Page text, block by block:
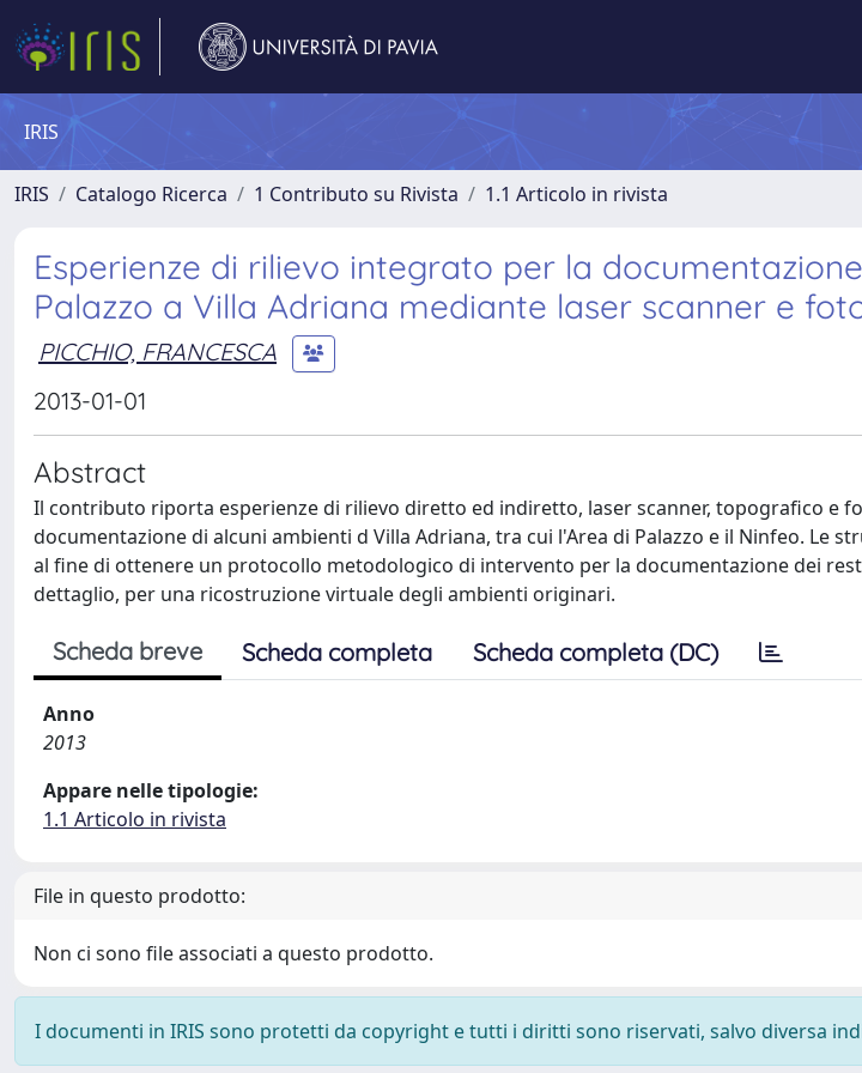
IRIS
IRIS Catalogo Ricerca 1 Contributo su Rivista 1.1 Articolo in rivista
Esperienze di rilievo integrato per la
Palazzo a Villa Adriana mediante laser scanner e
PICCHIO, FRANCESCA
2013-01-01
Abstract
Il contributo riporta esperienze di rilievo diretto ed indiretto, laser scanner, topografico e
documentazione di alcuni ambienti d Villa Adriana, tra cui l'Area di Palazzo e il Ninfeo. Le
al fine di ottenere un protocollo metodologico di intervento per la documentazione dei
dettaglio, per una ricostruzione virtuale degli ambienti originari.
Scheda breve Scheda completa Scheda completa (DC)
Anno
2013
Appare nelle tipologie:
1.1 Articolo in rivista
File in questo prodotto:
Non ci sono file associati a questo prodotto.
I documenti in IRIS sono protetti da copyright e tutti i diritti sono riservati, salvo diversa